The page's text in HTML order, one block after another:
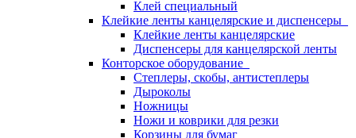
Клей специальный
Клейкие ленты канцелярские и диспенсеры
Клейкие ленты канцелярские
Диспенсеры для канцелярской ленты
Конторское оборудование
Степлеры, скобы, антистеплеры
Дыроколы
Ножницы
Ножи и коврики для резки
Корзины для бумаг